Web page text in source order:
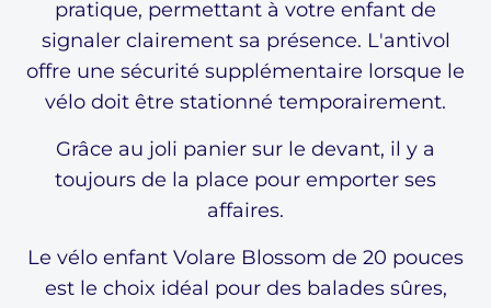
pratique, permettant à votre enfant de
signaler clairement sa présence. L'antivol
offre une sécurité supplémentaire lorsque le
vélo doit être stationné temporairement.
Grâce au joli panier sur le devant, il y a
toujours de la place pour emporter ses
affaires.
Le vélo enfant Volare Blossom de 20 pouces
est le choix idéal pour des balades sûres,